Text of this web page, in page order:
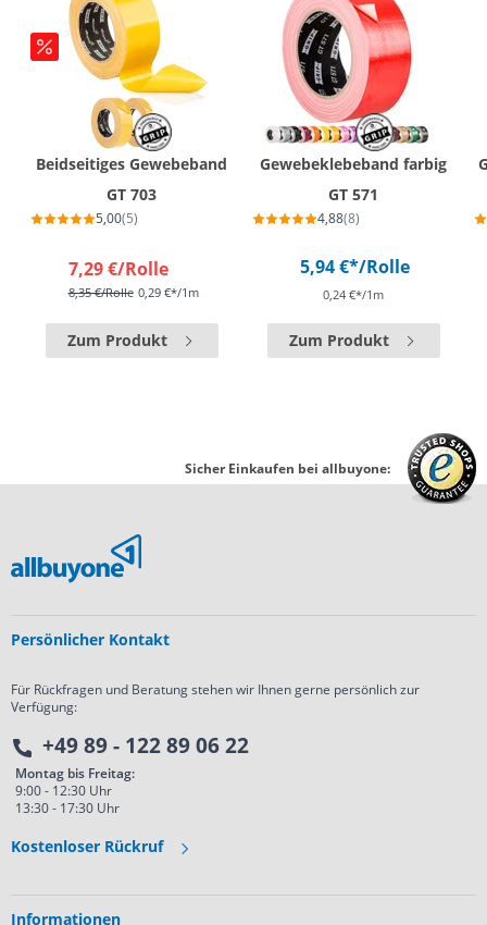
Beidseitiges Gewebeband
GT 703
5,00(5)
7,29 €/Rolle
8,35 €/Rolle 0,29 €*/1m
Zum Produkt
Gewebeklebeband farbig
GT 571
4,88(8)
5,94 €*/Rolle
0,24 €*/1m
Zum Produkt
Sicher Einkaufen bei allbuyone:
Persönlicher Kontakt
Für Rückfragen und Beratung stehen wir Ihnen gerne persönlich zur
Verfügung:
+49 89 - 122 89 06 22
Montag bis Freitag:
9:00 - 12:30 Uhr
13:30 - 17:30 Uhr
Kostenloser Rückruf
Informationen